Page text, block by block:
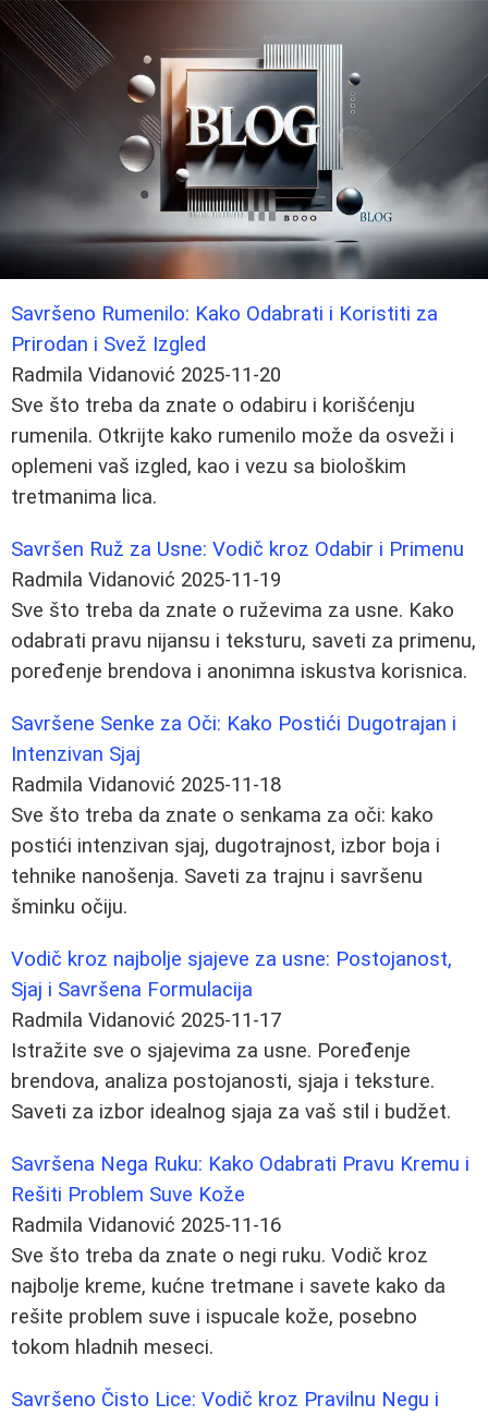
Savršeno Rumenilo: Kako Odabrati i Koristiti za
Prirodan i Svež Izgled
Radmila Vidanović 2025-11-20
Sve što treba da znate o odabiru i korišćenju
rumenila. Otkrijte kako rumenilo može da osveži i
oplemeni vaš izgled, kao i vezu sa biološkim
tretmanima lica.
Savršen Ruž za Usne: Vodič kroz Odabir i Primenu
Radmila Vidanović 2025-11-19
Sve što treba da znate o ruževima za usne. Kako
odabrati pravu nijansu i teksturu, saveti za primenu,
poređenje brendova i anonimna iskustva korisnica.
Savršene Senke za Oči: Kako Postići Dugotrajan i
Intenzivan Sjaj
Radmila Vidanović 2025-11-18
Sve što treba da znate o senkama za oči: kako
postići intenzivan sjaj, dugotrajnost, izbor boja i
tehnike nanošenja. Saveti za trajnu i savršenu
šminku očiju.
Vodič kroz najbolje sjajeve za usne: Postojanost,
Sjaj i Savršena Formulacija
Radmila Vidanović 2025-11-17
Istražite sve o sjajevima za usne. Poređenje
brendova, analiza postojanosti, sjaja i teksture.
Saveti za izbor idealnog sjaja za vaš stil i budžet.
Savršena Nega Ruku: Kako Odabrati Pravu Kremu i
Rešiti Problem Suve Kože
Radmila Vidanović 2025-11-16
Sve što treba da znate o negi ruku. Vodič kroz
najbolje kreme, kućne tretmane i savete kako da
rešite problem suve i ispucale kože, posebno
tokom hladnih meseci.
Savršeno Čisto Lice: Vodič kroz Pravilnu Negu i